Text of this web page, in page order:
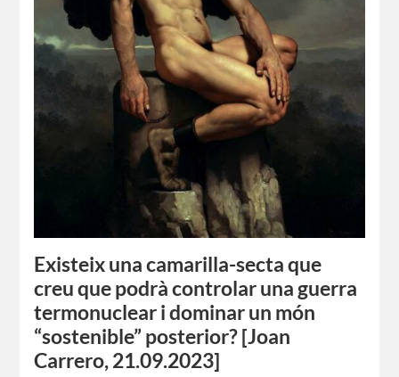
Existeix una camarilla-secta que
creu que podrà controlar una guerra
termonuclear i dominar un món
“sostenible” posterior? [Joan
Carrero, 21.09.2023]